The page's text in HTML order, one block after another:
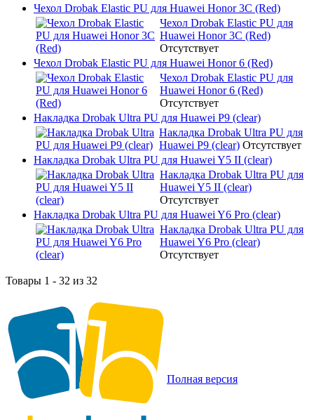
Чехол Drobak Elastic PU для Huawei Honor 3C (Red)
Чехол Drobak Elastic PU для
Huawei Honor 3C (Red)
Отсутствует
Чехол Drobak Elastic PU для Huawei Honor 6 (Red)
Чехол Drobak Elastic PU для
Huawei Honor 6 (Red)
Отсутствует
Накладка Drobak Ultra PU для Huawei P9 (clear)
Накладка Drobak Ultra PU для
Huawei P9 (clear) Отсутствует
Накладка Drobak Ultra PU для Huawei Y5 II (clear)
Накладка Drobak Ultra PU для
Huawei Y5 II (clear)
Отсутствует
Накладка Drobak Ultra PU для Huawei Y6 Pro (clear)
Накладка Drobak Ultra PU для
Huawei Y6 Pro (clear)
Отсутствует
Товары 1 - 32 из 32
Полная версия